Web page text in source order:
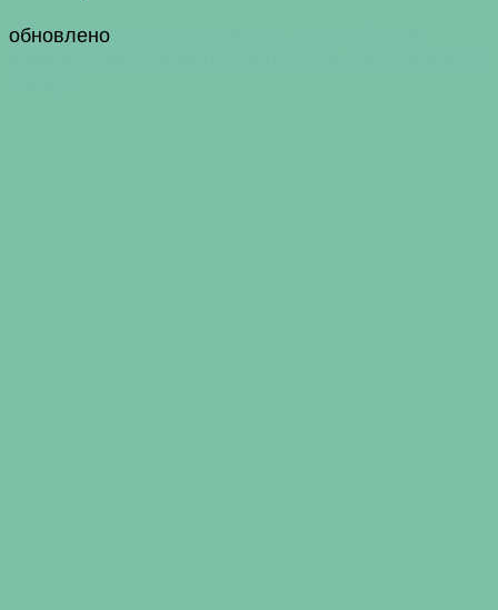
обновлено